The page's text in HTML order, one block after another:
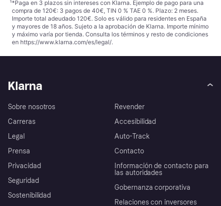
¹*Paga en 3 plazos sin intereses con Klarna. Ejemplo de pago para una
compra de 120€: 3 pagos de 40€, TIN 0 % TAE 0 %. Plazo: 2 meses.
Importe total adeudado 120€. Solo es válido para residentes en España
y mayores de 18 años. Sujeto a la aprobación de Klarna. Importe mínimo
y máximo varía por tienda. Consulta los términos y resto de condiciones
en https://www.klarna.com/es/legal/.
Klarna
Sobre nosotros
Carreras
Legal
Prensa
Privacidad
Seguridad
Sostenibilidad
Revender
Accesibilidad
Auto-Track
Contacto
Información de contacto para
las autoridades
Gobernanza corporativa
Relaciones con inversores